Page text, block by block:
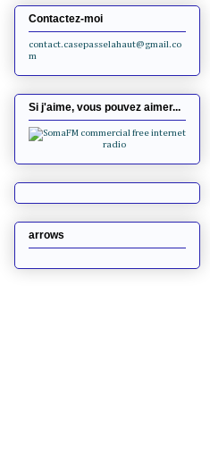
Contactez-moi
contact.casepasselahaut@gmail.co
m
Si j'aime, vous pouvez aimer...
arrows